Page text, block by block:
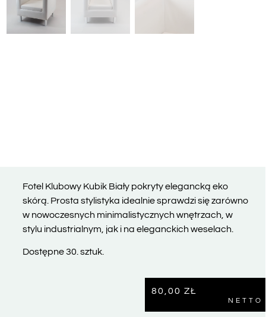
Fotel Klubowy Kubik Biały pokryty elegancką eko
skórą. Prosta stylistyka idealnie sprawdzi się zarówno
w nowoczesnych minimalistycznych wnętrzach, w
stylu industrialnym, jak i na eleganckich weselach.
Dostępne 30. sztuk.
80,00 ZŁ
NETTO